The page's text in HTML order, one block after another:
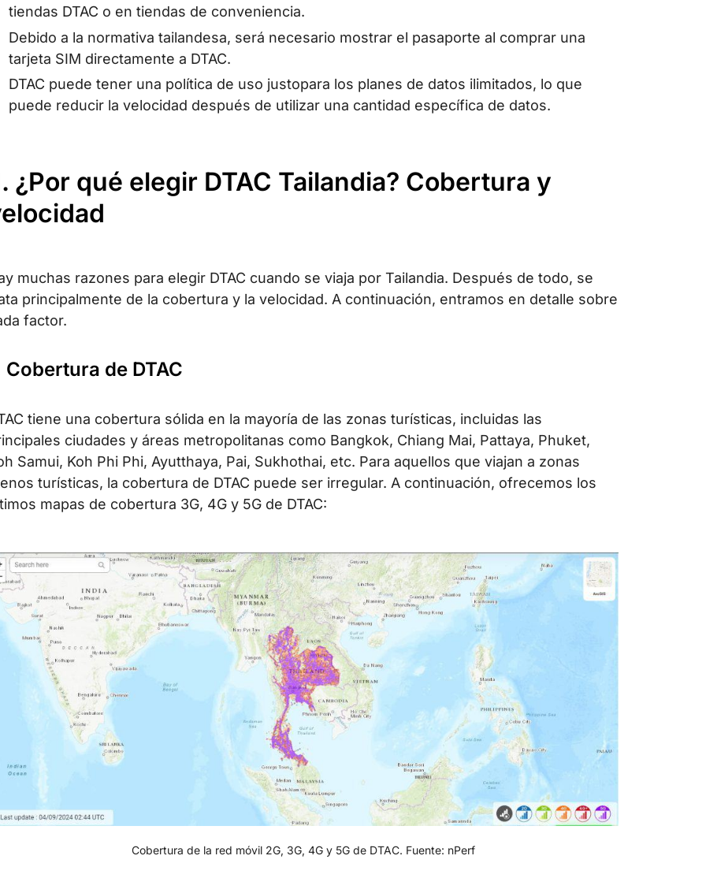
tiendas DTAC o en tiendas de conveniencia.
Debido a la normativa tailandesa, será necesario mostrar el pasaporte al comprar una
tarjeta SIM directamente a DTAC.
DTAC puede tener una política de uso justopara los planes de datos ilimitados, lo que
puede reducir la velocidad después de utilizar una cantidad específica de datos.
¿Por qué elegir DTAC Tailandia? Cobertura y
muchas razones para elegir DTAC cuando se viaja por Tailandia. Después de todo, se
principalmente de la cobertura y la velocidad. A continuación, entramos en detalle sobre
factor.
Cobertura de DTAC
tiene una cobertura sólida en la mayoría de las zonas turísticas, incluidas las
ciudades y áreas metropolitanas como Bangkok, Chiang Mai, Pattaya, Phuket,
Samui, Koh Phi Phi, Ayutthaya, Pai, Sukhothai, etc. Para aquellos que viajan a zonas
turísticas, la cobertura de DTAC puede ser irregular. A continuación, ofrecemos los
mapas de cobertura 3G, 4G y 5G de DTAC:
Cobertura de la red móvil 2G, 3G, 4G y 5G de DTAC. Fuente: nPerf